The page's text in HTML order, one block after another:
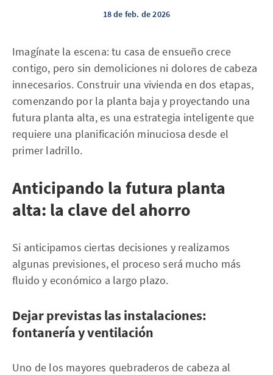
18 de feb. de 2026
Imagínate la escena: tu casa de ensueño crece
contigo, pero sin demoliciones ni dolores de cabeza
innecesarios. Construir una vivienda en dos etapas,
comenzando por la planta baja y proyectando una
futura planta alta, es una estrategia inteligente que
requiere una planificación minuciosa desde el
primer ladrillo.
Anticipando la futura planta
alta: la clave del ahorro
Si anticipamos ciertas decisiones y realizamos
algunas previsiones, el proceso será mucho más
fluido y económico a largo plazo.
Dejar previstas las instalaciones:
fontanería y ventilación
Uno de los mayores quebraderos de cabeza al